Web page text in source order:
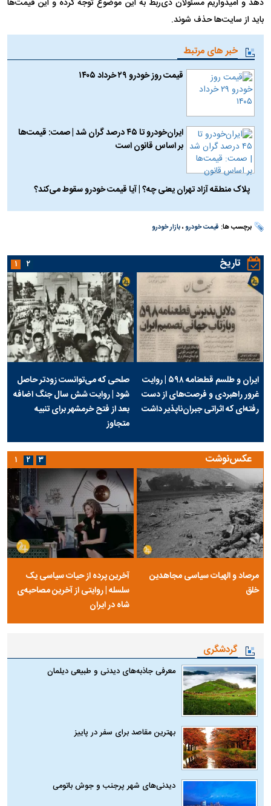
باید از سایت‌ها حذف شوند.
خبر های مرتبط
قیمت روز خودرو ۲۹ خرداد ۱۴۰۵
ایران‌خودرو تا ۴۵ درصد گران شد | صمت: قیمت‌ها
بر اساس قانون است
پلاک منطقه آزاد تهران یعنی چه؟ | آیا قیمت خودرو سقوط می‌کند؟
برچسب ها: قیمت خودرو ،بازار خودرو
تاریخ
ایران و طلسم قطعنامه ۵۹۸ | روایت
غرور راهبردی و فرصت‌های از دست
رفته‌ای که اثراتی جبران‌ناپذیر داشت
صلحی که می‌توانست زودتر حاصل
شود | روایت شش سال جنگ اضافه
بعد از فتح خرمشهر برای تنبیه
متجاوز
۱ ۲
عکس‌نوشت
مرصاد و الهیات سیاسی مجاهدین
خلق
آخرین پرده از حیات سیاسی یک
سلسله | روایتی از آخرین مصاحبه‌ی
شاه در ایران
۱ ۲ ۳
گردشگری
معرفی جاذبه‌های دیدنی و طبیعی دیلمان
بهترین مقاصد برای سفر در پاییز
دیدنی‌های شهر پرجنب و جوش باتومی